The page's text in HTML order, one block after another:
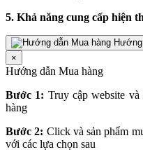
5. Khả năng cung cấp hiện
×
Hướng dẫn Mua hàng
Bước 1: Truy cập website và
hàng
Bước 2: Click và sản phẩm
với các lựa chọn sau